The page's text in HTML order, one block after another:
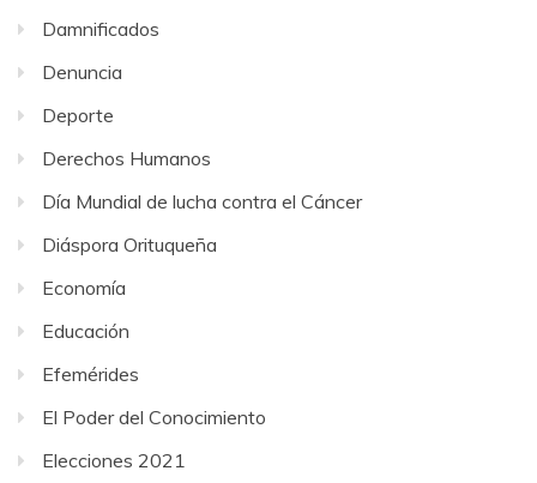
Damnificados
Denuncia
Deporte
Derechos Humanos
Día Mundial de lucha contra el Cáncer
Diáspora Orituqueña
Economía
Educación
Efemérides
El Poder del Conocimiento
Elecciones 2021